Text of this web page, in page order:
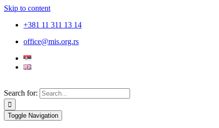
Skip to content
+381 11 311 13 14
office@mis.org.rs
Search for:
Toggle Navigation